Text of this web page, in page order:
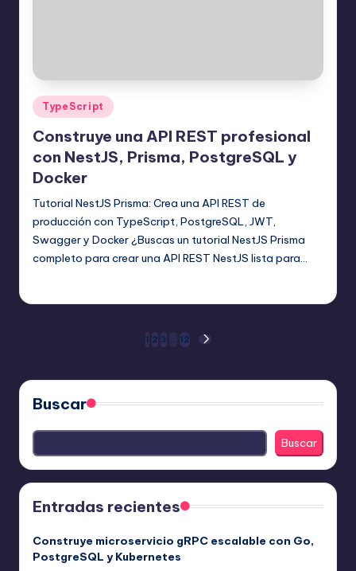
Publicado
en
TypeScript
Construye una API REST profesional
con NestJS, Prisma, PostgreSQL y
Docker
Tutorial NestJS Prisma: Crea una API REST de
producción con TypeScript, PostgreSQL, JWT,
Swagger y Docker ¿Buscas un tutorial NestJS Prisma
completo para crear una API REST NestJS lista para…
Paginación
de
entradas
1 2 3 12
SIGUIENTE
Buscar
Buscar
Entradas recientes
Construye microservicio gRPC escalable con Go,
PostgreSQL y Kubernetes